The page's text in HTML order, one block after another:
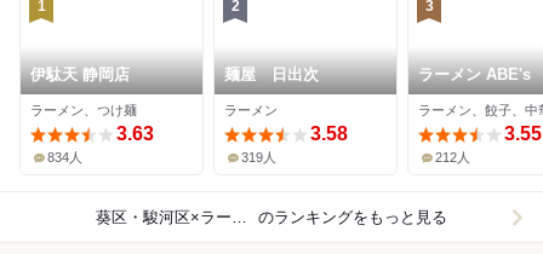
1
伊駄天 静岡店
ラーメン、つけ麺
3.63
834人
2
麺屋 日出次
ラーメン
3.58
319人
3
ラーメン ABE's
ラーメン、餃子、中
3.55
212人
葵区・駿河区×ラーメン のランキングをもっと見る